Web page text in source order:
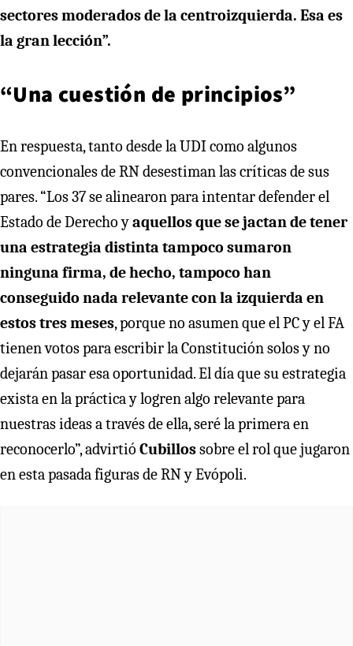
sectores moderados de la centroizquierda. Esa es
la gran lección”.
“Una cuestión de principios”
En respuesta, tanto desde la UDI como algunos
convencionales de RN desestiman las críticas de sus
pares. “Los 37 se alinearon para intentar defender el
Estado de Derecho yaquellos que se jactan de tener
una estrategia distinta tampoco sumaron
ninguna firma, de hecho, tampoco han
conseguido nada relevante con la izquierda en
estos tres meses, porque no asumen que el PC y el FA
tienen votos para escribir la Constitución solos y no
dejarán pasar esa oportunidad. El día que su estrategia
exista en la práctica y logren algo relevante para
nuestras ideas a través de ella, seré la primera en
reconocerlo”, advirtió Cubillossobre el rol que jugaron
en esta pasada figuras de RN y Evópoli.